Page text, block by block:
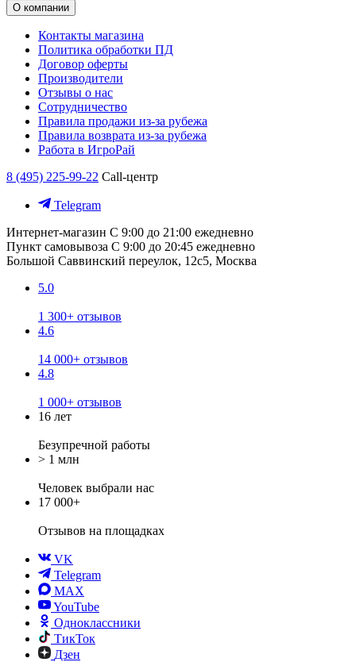
О компании
Контакты магазина
Политика обработки ПД
Договор оферты
Производители
Отзывы о нас
Сотрудничество
Правила продажи из-за рубежа
Правила возврата из-за рубежа
Работа в ИгроРай
8 (495) 225-99-22 Call-центр
Telegram
Интернет-магазин С 9:00 до 21:00 ежедневно
Пункт самовывоза С 9:00 до 20:45 ежедневно
Большой Саввинский переулок, 12с5, Москва
5.0
1 300+ отзывов
4.6
14 000+ отзывов
4.8
1 000+ отзывов
16 лет
Безупречной работы
> 1 млн
Человек выбрали нас
17 000+
Отзывов на площадках
VK
Telegram
MAX
YouTube
Одноклассники
ТикТок
Дзен